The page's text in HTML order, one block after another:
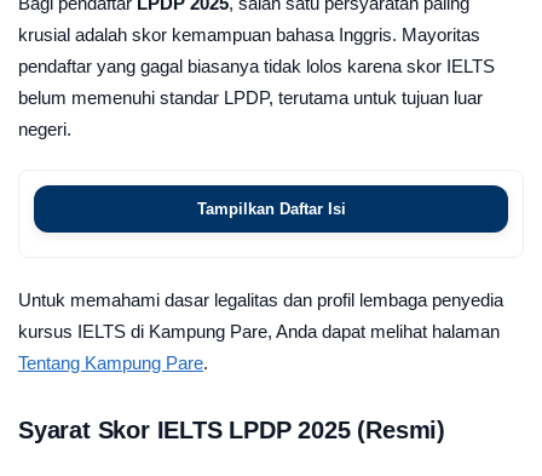
krusial adalah skor kemampuan bahasa Inggris. Mayoritas
pendaftar yang gagal biasanya tidak lolos karena skor IELTS
belum memenuhi standar LPDP, terutama untuk tujuan luar
negeri.
Tampilkan Daftar Isi
Untuk memahami dasar legalitas dan profil lembaga penyedia
kursus IELTS di Kampung Pare, Anda dapat melihat halaman
Tentang Kampung Pare.
Syarat Skor IELTS LPDP 2025 (Resmi)